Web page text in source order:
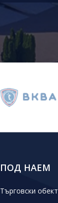
ПОД НАЕМ
Търговски